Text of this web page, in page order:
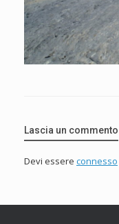
Lascia un commento
Devi essere connesso